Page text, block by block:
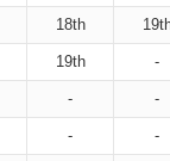
18th
19th -
- -
- -